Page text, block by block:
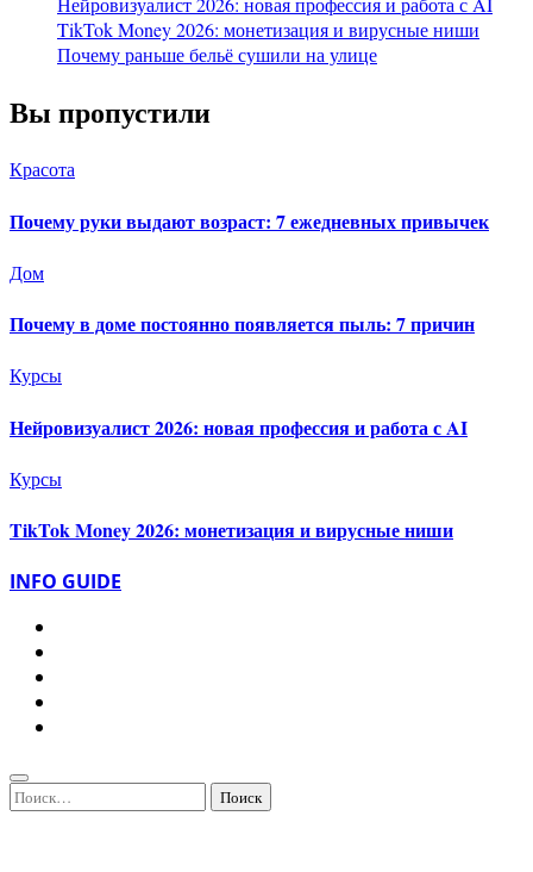
TikTok Money 2026: монетизация и вирусные ниши
Почему раньше бельё сушили на улице
Вы пропустили
Красота
Почему руки выдают возраст: 7 ежедневных привычек
Дом
Почему в доме постоянно появляется пыль: 7 причин
Курсы
Нейровизуалист 2026: новая профессия и работа с AI
Курсы
TikTok Money 2026: монетизация и вирусные ниши
INFO GUIDE
Найти: